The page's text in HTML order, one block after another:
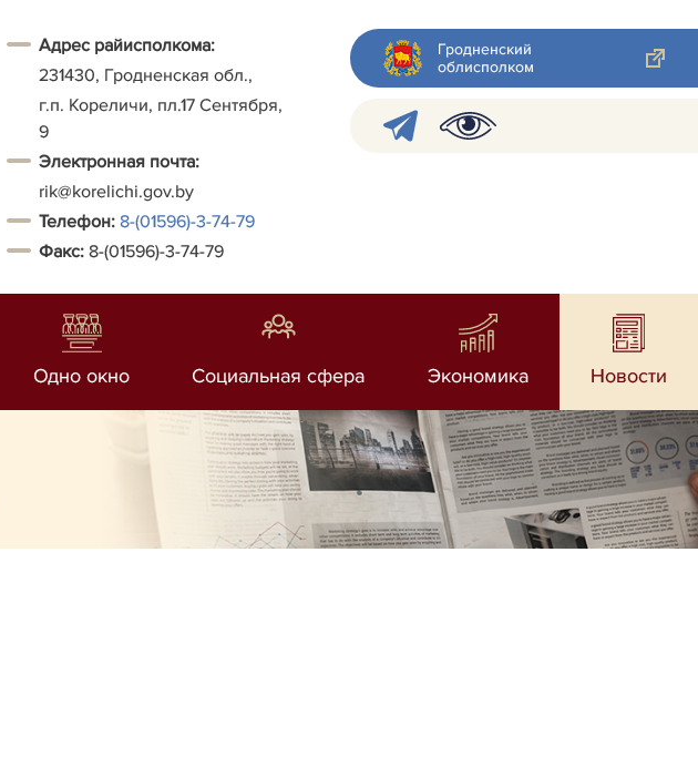
Адрес райисполкома:
231430, Гродненская обл.,
г.п. Кореличи, пл.17 Сентября,
9
Электронная почта:
rik@korelichi.gov.by
Телефон: 8-(01596)-3-74-79
Факс: 8-(01596)-3-74-79
Гродненский
облисполком
Одно окно Социальная сфера Экономика Новости